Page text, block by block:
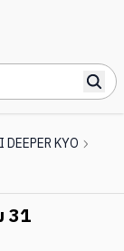
DEEPER KYO
31